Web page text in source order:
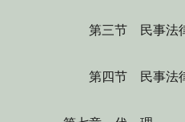
第三节 民事法律行
第四节 民事法律行